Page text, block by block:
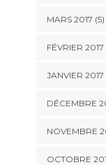
MARS 2017 (5)
FÉVRIER 2017
JANVIER 2017
DÉCEMBRE
NOVEMBRE
OCTOBRE